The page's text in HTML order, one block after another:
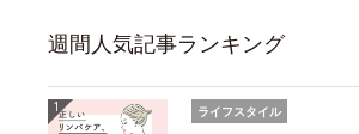
週間人気記事ランキング
ライフスタイル